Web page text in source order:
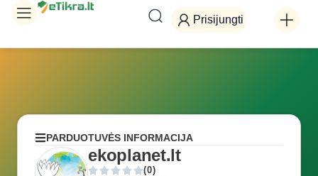
Prisijungti
PARDUOTUVĖS INFORMACIJA
ekoplanet.lt
(0)